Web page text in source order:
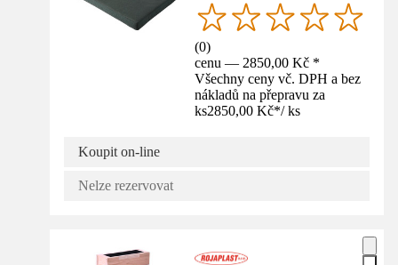
(0)
cenu — 2850,00 Kč *
Všechny ceny vč. DPH a bez
nákladů na přepravu za
ks2850,00 Kč*/ ks
Koupit on-line
Nelze rezervovat